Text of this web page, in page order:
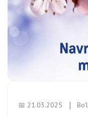
📅 21.03.2025